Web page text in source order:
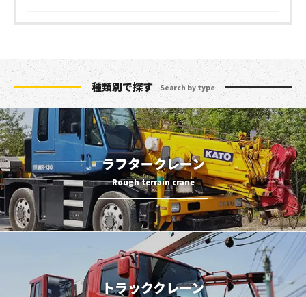
種類別で探す Search by type
ラフタークレーン
トラッククレーン